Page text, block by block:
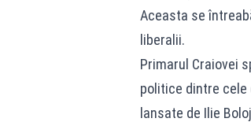
Aceasta se
liberalii.
Primarul Craiovei
politice dintre cele
lansate de Ilie